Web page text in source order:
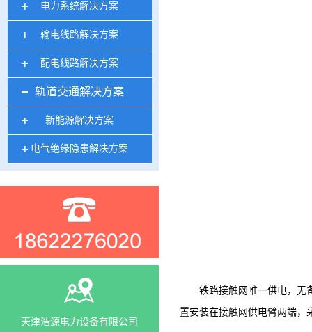
电力系统解决方案
输电线路解决方案
配电线路解决方案
轨道交通解决方案
新能源解决方案
电气绝缘隐患解决方案
天津浩源电力设备有限公司
铁路接触网唯一供电，无备
置安装在接触网供电臂两端，